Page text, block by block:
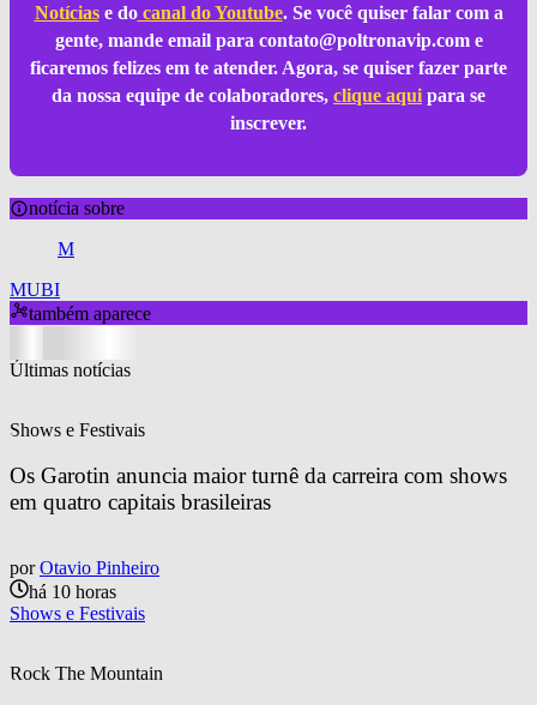
Notíciase docanal do Youtube. Se você quiser falar com a
gente, mande email para contato@poltronavip.come
ficaremos felizes em te atender. Agora, se quiser fazer parte
da nossa equipe de colaboradores, clique aqui para se
inscrever.
notícia sobre
M
MUBI
também aparece
Últimas notícias
Shows e Festivais
Os Garotin anuncia maior turnê da carreira com shows
em quatro capitais brasileiras
por Otavio Pinheiro
há 10 horas
Shows e Festivais
Rock The Mountain